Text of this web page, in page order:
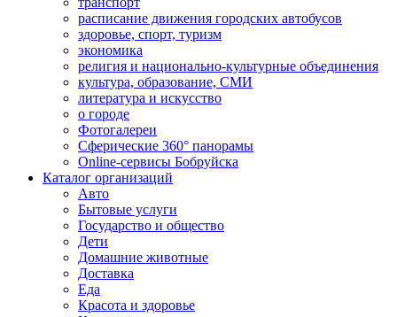
расписание движения городских автобусов
здоровье, спорт, туризм
экономика
религия и национально-культурные объединения
культура, образование, СМИ
литература и искусство
о городе
Фотогалереи
Сферические 360° панорамы
Online-сервисы Бобруйска
Каталог организаций
Авто
Бытовые услуги
Государство и общество
Дети
Домашние животные
Доставка
Еда
Красота и здоровье